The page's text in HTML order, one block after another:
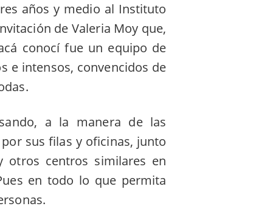
años y medio al Instituto
de Valeria Moy que,
conocí fue un equipo de
e intensos, convencidos de
a la manera de las
sus filas y oficinas, junto
otros centros similares en
en todo lo que permita